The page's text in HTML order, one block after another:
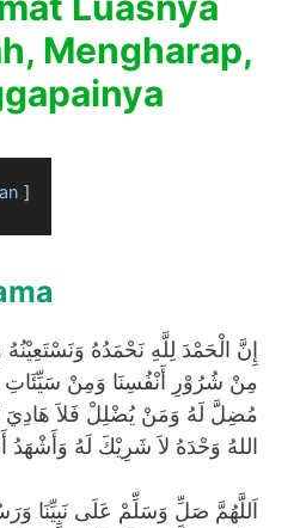
Mengharap,
إِنَّ الْحَمْدَ لِلَّهِ نَحْمَدُهُ وَنَسْتَعِيْنُهُ
مِنْ شُرُوْرِ أَنْفُسِنَا وَمِنْ سَيِّئَاتِ
مُضِلَّ لَهُ وَمَنْ يُضْلِلْ فَلاَ هَادِيَ
اللهُ وَحْدَهُ لاَ شَرِيْكَ لَهُ